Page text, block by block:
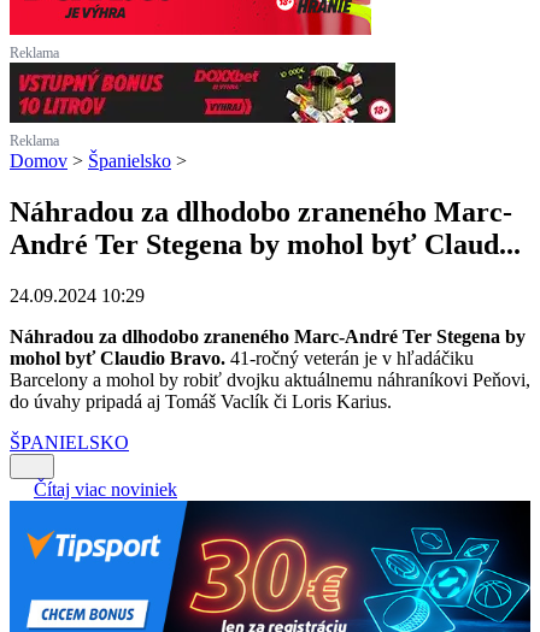
Reklama
Reklama
Domov > Španielsko >
Náhradou za dlhodobo zraneného Marc-
André Ter Stegena by mohol byť Claud...
24.09.2024 10:29
Náhradou za dlhodobo zraneného Marc-André Ter Stegena by
mohol byť Claudio Bravo. 41-ročný veterán je v hľadáčiku
Barcelony a mohol by robiť dvojku aktuálnemu náhraníkovi Peňovi,
do úvahy pripadá aj Tomáš Vaclík či Loris Karius.
ŠPANIELSKO
Čítaj viac noviniek